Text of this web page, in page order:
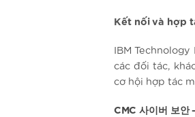
Kết nối và hợp
IBM
các đối tác,
cơ hội hợp tác
CMC 사이버 보안